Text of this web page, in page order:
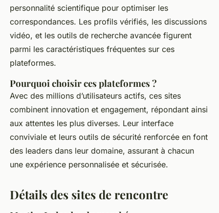
personnalité scientifique pour optimiser les
correspondances. Les profils vérifiés, les discussions
vidéo, et les outils de recherche avancée figurent
parmi les caractéristiques fréquentes sur ces
plateformes.
Pourquoi choisir ces plateformes ?
Avec des millions d’utilisateurs actifs, ces sites
combinent innovation et engagement, répondant ainsi
aux attentes les plus diverses. Leur interface
conviviale et leurs outils de sécurité renforcée en font
des leaders dans leur domaine, assurant à chacun
une expérience personnalisée et sécurisée.
Détails des sites de rencontre